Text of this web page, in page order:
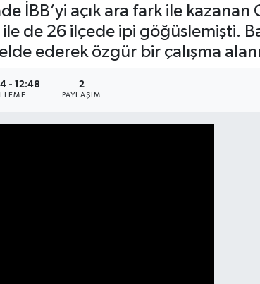
İBB’yi açık ara fark ile kazanan
ile de 26 ilçede ipi göğüslemişti.
ederek özgür bir çalışma
- 12:48 2
PAYLAŞIM